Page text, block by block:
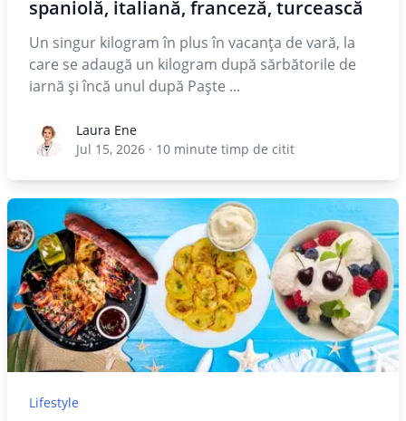
spaniolă, italiană, franceză, turcească
Un singur kilogram în plus în vacanța de vară, la
care se adaugă un kilogram după sărbătorile de
iarnă și încă unul după Paște ...
Laura EneLaura Ene
Jul 15, 2026 · 10 minute timp de citit
Lifestyle